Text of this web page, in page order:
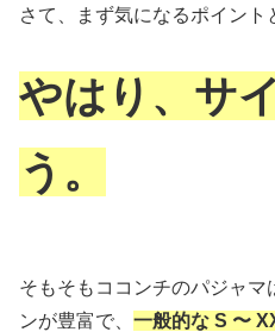
さて、まず気になるポイント
やはり、サ
う。
そもそもココンチのパジャマ
ンが豊富で、 一般的な S 〜